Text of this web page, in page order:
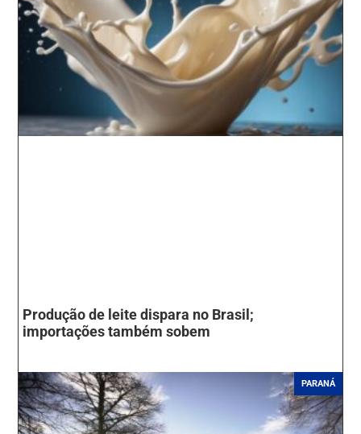
Produção de leite dispara no Brasil;
importações também sobem
PARANÁ